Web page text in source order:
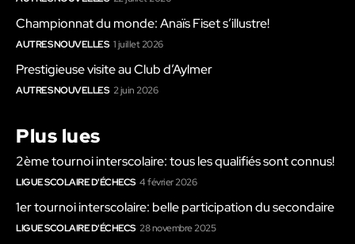
Championnat du monde: Anaïs Fiset s’illustre!
AUTRES NOUVELLES 1 juillet 2026
Prestigieuse visite au Club d’Aylmer
AUTRES NOUVELLES 2 juin 2026
Plus lues
2ème tournoi interscolaire: tous les qualifiés sont connus!
LIGUE SCOLAIRE D'ÉCHECS 4 février 2026
1er tournoi interscolaire: belle participation du secondaire
LIGUE SCOLAIRE D'ÉCHECS 28 novembre 2025